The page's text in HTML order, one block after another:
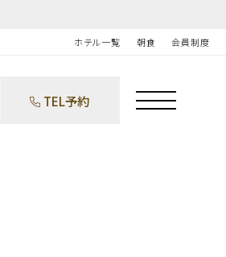
ホテル一覧 朝食 会員制度
TEL予約